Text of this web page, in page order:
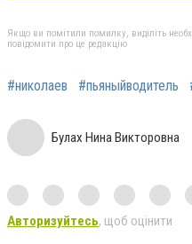
Якщо ви помітили помилку, виділіть
повідомити про це редакцію
#николаев #пьяныйводитель
Булах Нина Викторовна
Авторизуйтесь, щоб оцінити